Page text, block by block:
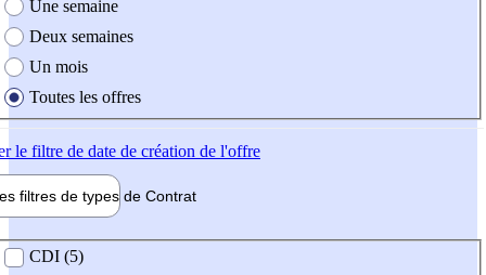
Une semaine
Deux semaines
Un mois
Toutes les offres
le filtre de date de création de l'offre
filtres de types de Contrat
contrat
CDI (5)